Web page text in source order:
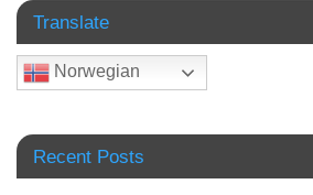
Translate
Norwegian
Recent Posts